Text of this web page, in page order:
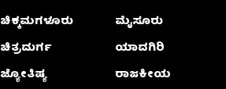
ಚಿಕ್ಕಮಗಳೂರು
ಚಿತ್ರದುರ್ಗ
ಜ್ಯೋತಿಷ್ಯ
ಮೈಸೂರು
ಯಾದಗಿರಿ
ರಾಜಕೀಯ